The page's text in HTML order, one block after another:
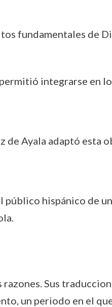
fundamentales de
integrarse en
de Ayala adaptó esta
público hispánico de
Sus
un periodo en el